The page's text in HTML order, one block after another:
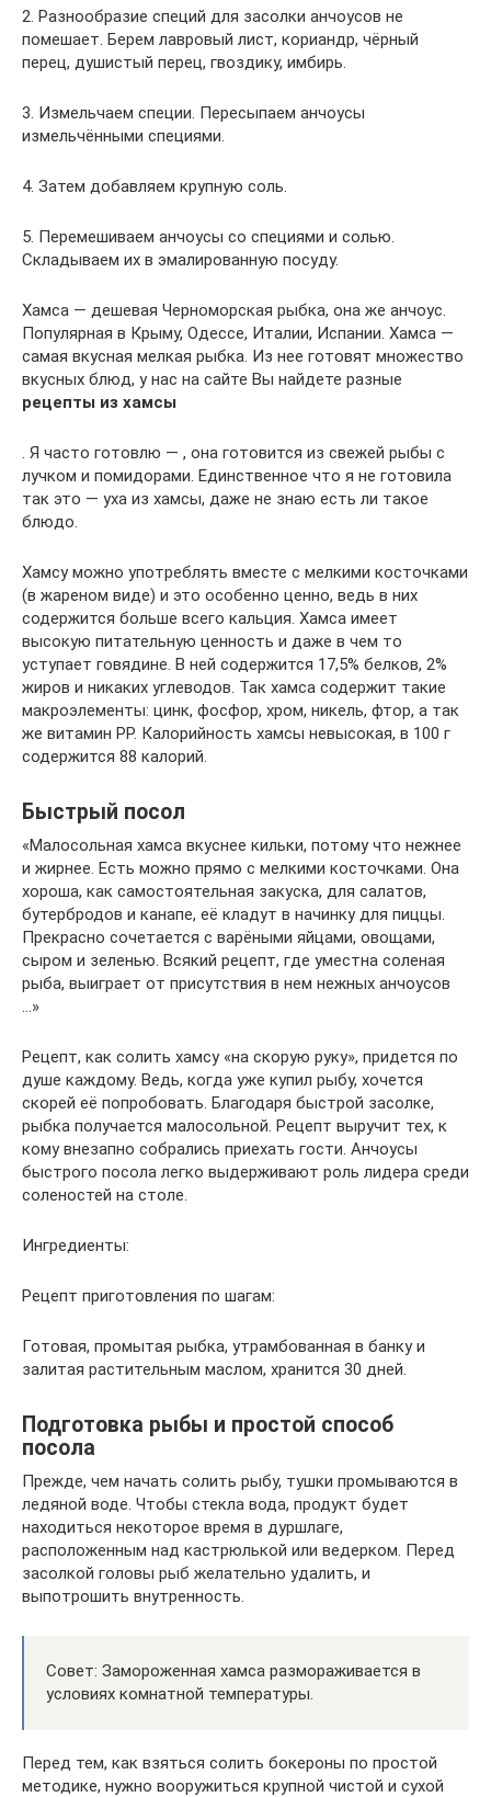
2. Разнообразие специй для засолки анчоусов не
помешает. Берем лавровый лист, кориандр, чёрный
перец, душистый перец, гвоздику, имбирь.
3. Измельчаем специи. Пересыпаем анчоусы
измельчёнными специями.
4. Затем добавляем крупную соль.
5. Перемешиваем анчоусы со специями и солью.
Складываем их в эмалированную посуду.
Хамса — дешевая Черноморская рыбка, она же анчоус.
Популярная в Крыму, Одессе, Италии, Испании. Хамса —
самая вкусная мелкая рыбка. Из нее готовят множество
вкусных блюд, у нас на сайте Вы найдете разные
рецепты из хамсы
. Я часто готовлю — , она готовится из свежей рыбы с
лучком и помидорами. Единственное что я не готовила
так это — уха из хамсы, даже не знаю есть ли такое
блюдо.
Хамсу можно употреблять вместе с мелкими косточками
(в жареном виде) и это особенно ценно, ведь в них
содержится больше всего кальция. Хамса имеет
высокую питательную ценность и даже в чем то
уступает говядине. В ней содержится 17,5% белков, 2%
жиров и никаких углеводов. Так хамса содержит такие
макроэлементы: цинк, фосфор, хром, никель, фтор, а так
же витамин PP. Калорийность хамсы невысокая, в 100 г
содержится 88 калорий.
Быстрый посол
«Малосольная хамса вкуснее кильки, потому что нежнее
и жирнее. Есть можно прямо с мелкими косточками. Она
хороша, как самостоятельная закуска, для салатов,
бутербродов и канапе, её кладут в начинку для пиццы.
Прекрасно сочетается с варёными яйцами, овощами,
сыром и зеленью. Всякий рецепт, где уместна соленая
рыба, выиграет от присутствия в нем нежных анчоусов
…»
Рецепт, как солить хамсу «на скорую руку», придется по
душе каждому. Ведь, когда уже купил рыбу, хочется
скорей её попробовать. Благодаря быстрой засолке,
рыбка получается малосольной. Рецепт выручит тех, к
кому внезапно собрались приехать гости. Анчоусы
быстрого посола легко выдерживают роль лидера среди
соленостей на столе.
Ингредиенты:
Рецепт приготовления по шагам:
Готовая, промытая рыбка, утрамбованная в банку и
залитая растительным маслом, хранится 30 дней.
Подготовка рыбы и простой способ
посола
Прежде, чем начать солить рыбу, тушки промываются в
ледяной воде. Чтобы стекла вода, продукт будет
находиться некоторое время в дуршлаге,
расположенным над кастрюлькой или ведерком. Перед
засолкой головы рыб желательно удалить, и
выпотрошить внутренность.
Совет: Замороженная хамса размораживается в
условиях комнатной температуры.
Перед тем, как взяться солить бокероны по простой
методике, нужно вооружиться крупной чистой и сухой